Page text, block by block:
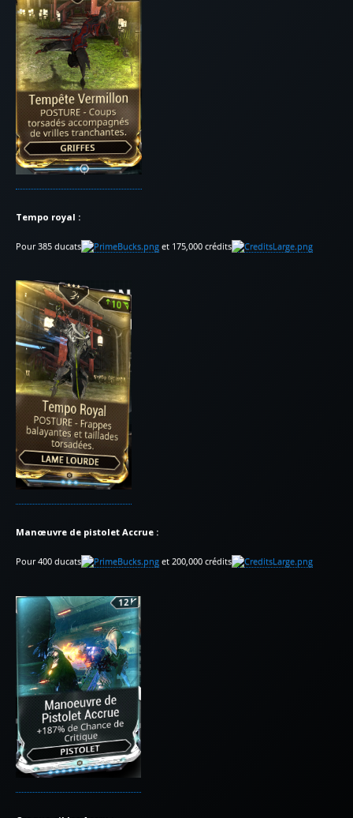
Tempo royal :
Pour 385 ducats et 175,000 crédits
Manœuvre de pistolet Accrue :
Pour 400 ducats et 200,000 crédits